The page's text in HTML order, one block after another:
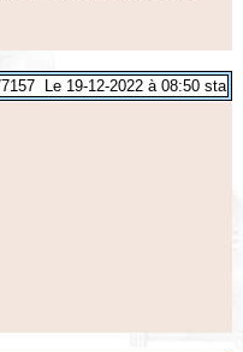
Le 19-12-2022 à 08:50 sta